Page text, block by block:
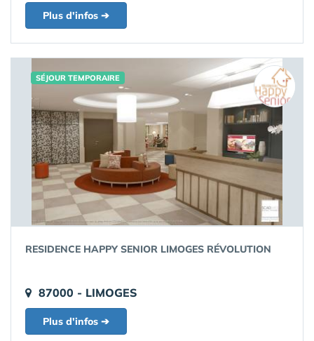
Plus d'infos ➔
SÉJOUR TEMPORAIRE
RESIDENCE HAPPY SENIOR LIMOGES RÉVOLUTION
87000 - LIMOGES
Plus d'infos ➔